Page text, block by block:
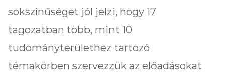
sokszínűséget jól jelzi, hogy 17
tagozatban több, mint 10
tudományterülethez tartozó
témakörben szervezzük az előadásokat